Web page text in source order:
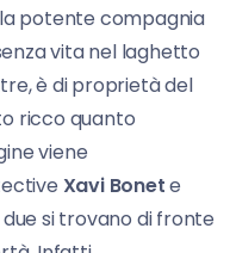
potente compagnia
vita nel laghetto
è di proprietà del
ricco quanto
viene
Xavi Bonete
due si trovano di fronte